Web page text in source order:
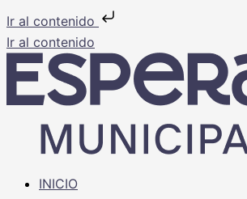
Ir al contenido
Ir al contenido
INICIO